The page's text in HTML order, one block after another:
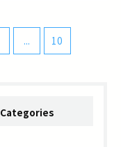
... 10
Categories